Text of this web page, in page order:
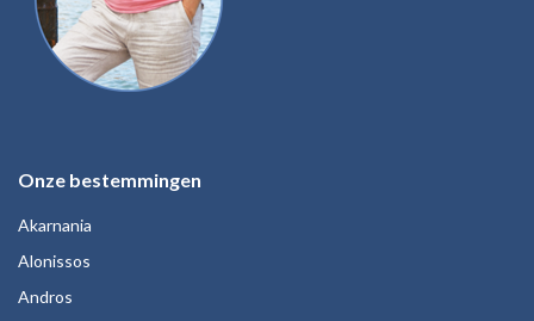
Onze bestemmingen
Akarnania
Alonissos
Andros